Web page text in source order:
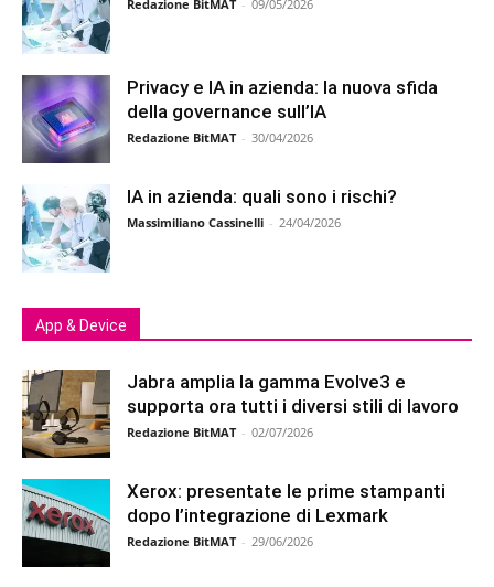
Redazione BitMAT - 09/05/2026
Privacy e IA in azienda: la nuova sfida
della governance sull’IA
Redazione BitMAT - 30/04/2026
IA in azienda: quali sono i rischi?
Massimiliano Cassinelli - 24/04/2026
App & Device
Jabra amplia la gamma Evolve3 e
supporta ora tutti i diversi stili di lavoro
Redazione BitMAT - 02/07/2026
Xerox: presentate le prime stampanti
dopo l’integrazione di Lexmark
Redazione BitMAT - 29/06/2026